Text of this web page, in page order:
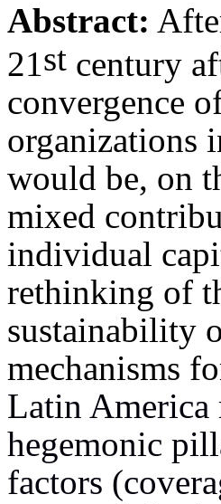
Abstract:
21st century
convergence
organizations
would be, on
mixed
individual
rethinking of
sustainability
mechanisms
Latin America
hegemonic
factors